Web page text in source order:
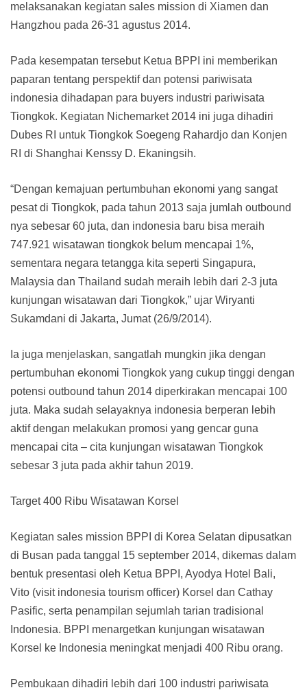
melaksanakan kegiatan sales mission di Xiamen dan
Hangzhou pada 26-31 agustus 2014.
Pada kesempatan tersebut Ketua BPPI ini memberikan
paparan tentang perspektif dan potensi pariwisata
indonesia dihadapan para buyers industri pariwisata
Tiongkok. Kegiatan Nichemarket 2014 ini juga dihadiri
Dubes RI untuk Tiongkok Soegeng Rahardjo dan Konjen
RI di Shanghai Kenssy D. Ekaningsih.
“Dengan kemajuan pertumbuhan ekonomi yang sangat
pesat di Tiongkok, pada tahun 2013 saja jumlah outbound
nya sebesar 60 juta, dan indonesia baru bisa meraih
747.921 wisatawan tiongkok belum mencapai 1%,
sementara negara tetangga kita seperti Singapura,
Malaysia dan Thailand sudah meraih lebih dari 2-3 juta
kunjungan wisatawan dari Tiongkok,” ujar Wiryanti
Sukamdani di Jakarta, Jumat (26/9/2014).
Ia juga menjelaskan, sangatlah mungkin jika dengan
pertumbuhan ekonomi Tiongkok yang cukup tinggi dengan
potensi outbound tahun 2014 diperkirakan mencapai 100
juta. Maka sudah selayaknya indonesia berperan lebih
aktif dengan melakukan promosi yang gencar guna
mencapai cita – cita kunjungan wisatawan Tiongkok
sebesar 3 juta pada akhir tahun 2019.
Target 400 Ribu Wisatawan Korsel
Kegiatan sales mission BPPI di Korea Selatan dipusatkan
di Busan pada tanggal 15 september 2014, dikemas dalam
bentuk presentasi oleh Ketua BPPI, Ayodya Hotel Bali,
Vito (visit indonesia tourism officer) Korsel dan Cathay
Pasific, serta penampilan sejumlah tarian tradisional
Indonesia. BPPI menargetkan kunjungan wisatawan
Korsel ke Indonesia meningkat menjadi 400 Ribu orang.
Pembukaan dihadiri lebih dari 100 industri pariwisata